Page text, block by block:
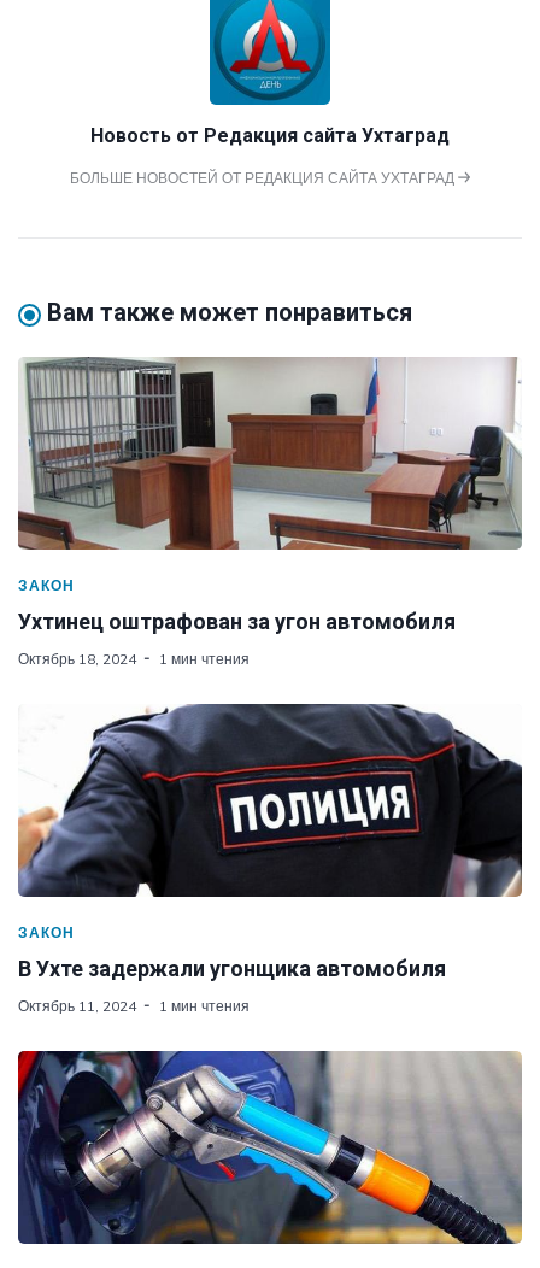
Новость от Редакция сайта Ухтаград
БОЛЬШЕ НОВОСТЕЙ ОТ РЕДАКЦИЯ САЙТА УХТАГРАД
Вам также может понравиться
ЗАКОН
Ухтинец оштрафован за угон автомобиля
Октябрь 18, 2024 1 мин чтения
ЗАКОН
В Ухте задержали угонщика автомобиля
Октябрь 11, 2024 1 мин чтения